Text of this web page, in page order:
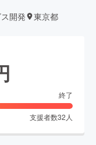
開発 東京都
終了
支援者数32 人